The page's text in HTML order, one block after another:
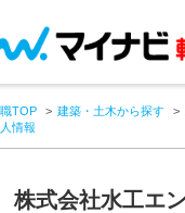
TOP 建築・土木から探す
情報
株式会社水工エ